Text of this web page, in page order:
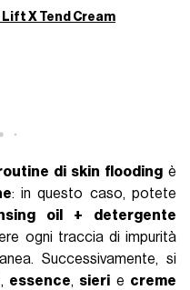
Lift X Tend Cream
di skin floodingè
: in questo caso, potete
oil + detergente
ogni traccia di impurità
Successivamente, si
, essence, sieri e creme